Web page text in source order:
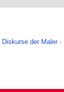
Diskurse der Maler·